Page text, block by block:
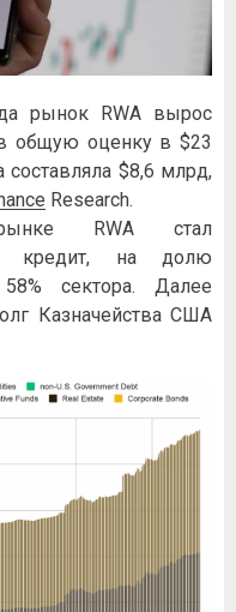
рынок RWA вырос
общую оценку в $23
$8,6 млрд,
Research.
RWA стал
кредит, на долю
сектора. Далее
Казначейства США